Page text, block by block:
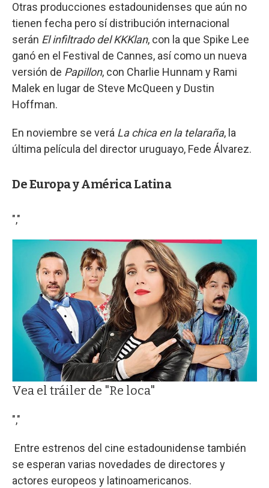
Otras producciones estadounidenses que aún no
tienen fecha pero sí distribución internacional
serán El infiltrado del KKKlan, con la que Spike Lee
ganó en el Festival de Cannes, así como un nueva
versión de Papillon, con Charlie Hunnam y Rami
Malek en lugar de Steve McQueen y Dustin
Hoffman.
En noviembre se verá La chica en la telaraña, la
última película del director uruguayo, Fede Álvarez.
De Europa y América Latina
","
Vea el tráiler de "Re loca"
","
Entre estrenos del cine estadounidense también
se esperan varias novedades de directores y
actores europeos y latinoamericanos.